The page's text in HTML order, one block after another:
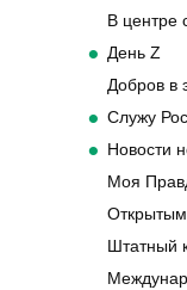
В центре
День Z
Добров в
Служу
Новости
Моя
Открытым
Штатный